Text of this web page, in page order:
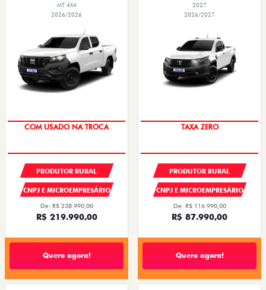
MT 4X4
2026/2026
PRODUTOR RURAL
CNPJ E MICROEMPRESÁRIO
De: R$ 238.990,00
R$ 219.990,00
Quero agora!
2027
2026/2027
TAXA ZERO
PRODUTOR RURAL
CNPJ E MICROEMPRESÁRIO
De: R$ 116.990,00
R$ 87.990,00
Quero agora!